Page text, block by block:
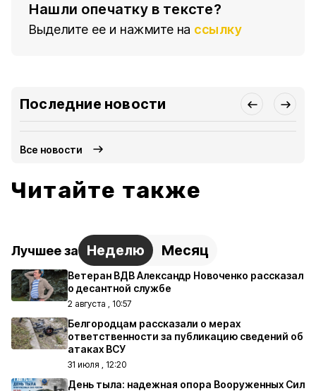
Нашли опечатку в тексте?
Выделите ее и нажмите на ссылку
Последние новости
Все новости
Читайте также
Лучшее за Неделю Месяц
Ветеран ВДВ Александр Новоченко рассказал
о десантной службе
2 августа , 10:57
Белгородцам рассказали о мерах
ответственности за публикацию сведений об
атаках ВСУ
31 июля , 12:20
День тыла: надежная опора Вооруженных Сил